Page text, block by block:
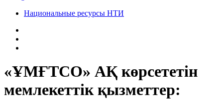
Национальные ресурсы НТИ
«ҰМҒТСО» АҚ көрсететін
мемлекеттік қызметтер: